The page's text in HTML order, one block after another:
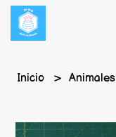
Inicio Animales